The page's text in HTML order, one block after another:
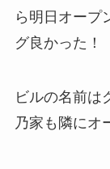
ら明日オー
グ良かった！
ビルの名前は
乃家も隣にオ